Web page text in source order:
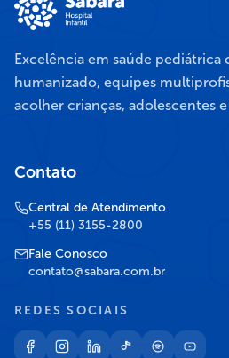
Excelência em saúde pediátrica
humanizado, equipes
acolher crianças, adolescentes e
Contato
Central de Atendimento
+55 (11) 3155-2800
Fale Conosco
contato@sabara.com.br
REDES SOCIAIS